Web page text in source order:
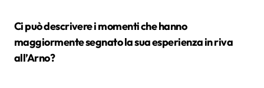
Ci può descrivere i momenti che hanno
maggiormente segnato la sua esperienza in riva
all’Arno?